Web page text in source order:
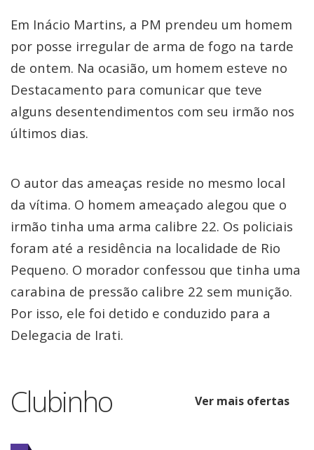
Em Inácio Martins, a PM prendeu um homem
por posse irregular de arma de fogo na tarde
de ontem. Na ocasião, um homem esteve no
Destacamento para comunicar que teve
alguns desentendimentos com seu irmão nos
últimos dias.
O autor das ameaças reside no mesmo local
da vítima. O homem ameaçado alegou que o
irmão tinha uma arma calibre 22. Os policiais
foram até a residência na localidade de Rio
Pequeno. O morador confessou que tinha uma
carabina de pressão calibre 22 sem munição.
Por isso, ele foi detido e conduzido para a
Delegacia de Irati.
Clubinho Ver mais ofertas